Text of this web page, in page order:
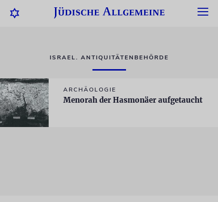
ISRAEL. ANTIQUITÄTENBEHÖRDE
ARCHÄOLOGIE
Menorah der Hasmonäer aufgetaucht